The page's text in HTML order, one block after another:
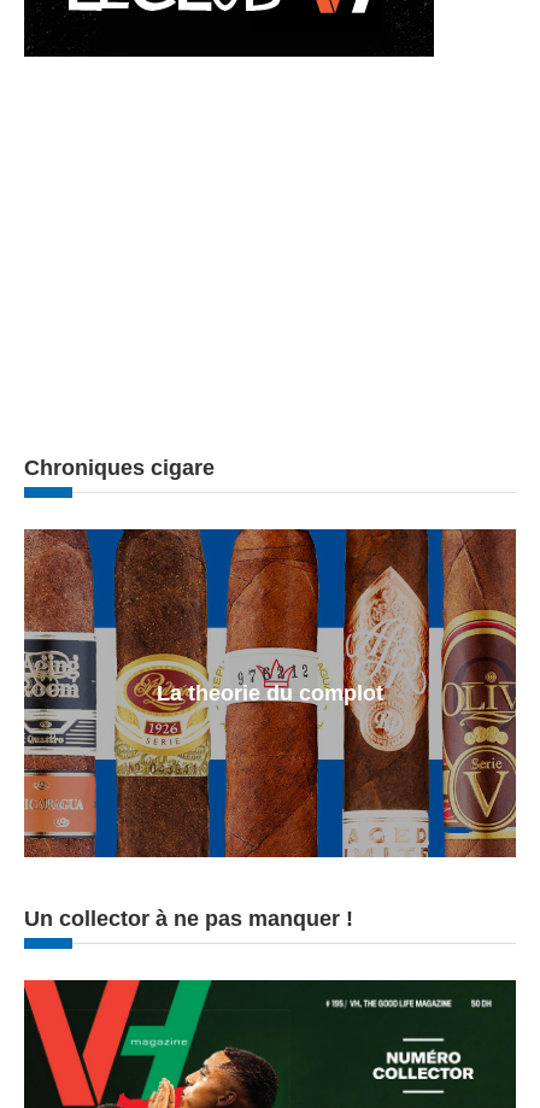
Chroniques cigare
La theorie du complot
Un collector à ne pas manquer !